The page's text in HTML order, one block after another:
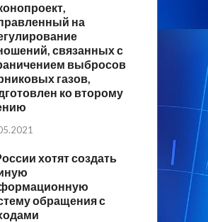
на
связанных с
выбросов
газов,
ко второму
хотят создать
обращения с